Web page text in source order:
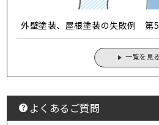
外壁塗装、屋根塗装の失敗例 第5
一覧を見る
よくあるご質問